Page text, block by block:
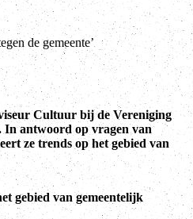
de gemeente’
Cultuur bij de Vereniging
In antwoord op vragen van
ze trends op het gebied van
gebied van gemeentelijk